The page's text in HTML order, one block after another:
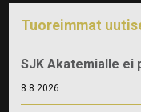
Tuoreimmat
SJK Akatemialle
8.8.2026